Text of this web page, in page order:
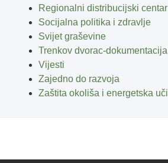
Regionalni distribucijski
Socijalna politika i zdravlje
Svijet graševine
Trenkov dvorac-dokumentacija
Vijesti
Zajedno do razvoja
Zaštita okoliša i energetska